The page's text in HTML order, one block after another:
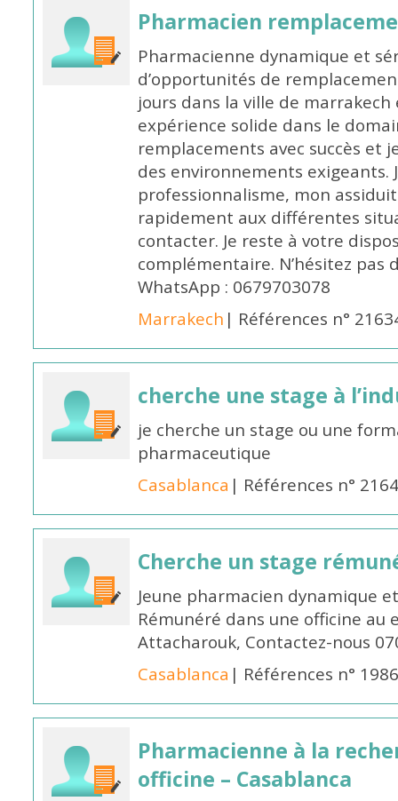
Pharmacien
Pharmacienne dynamique et
d’opportunités de
jours dans la ville de marrakech
expérience solide dans le
remplacements avec succès et
des environnements exigeants.
professionnalisme, mon
rapidement aux différentes
contacter. Je reste à votre
complémentaire. N’hésitez
WhatsApp : 0679703078
Marrakech | Références n°
cherche une stage à
je cherche un stage ou une
pharmaceutique
Casablanca | Références n°
Cherche un stage
Jeune pharmacien dynamique
Rémunéré dans une officine au
Attacharouk, Contactez-nous
Casablanca | Références n°
Pharmacienne à la
officine – Casablanca